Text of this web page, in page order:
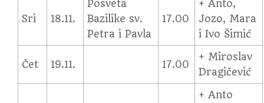
Sri 18.11.
Posveta
Bazilike sv.
Petra i Pavla
17.00
+ Anto,
Jozo, Mara
i Ivo Šimić
Čet 19.11. 17.00
+ Miroslav
Dragičević
+ Anto